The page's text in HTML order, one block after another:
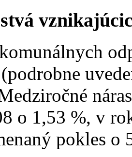
o 1,53 %, v
pokles o